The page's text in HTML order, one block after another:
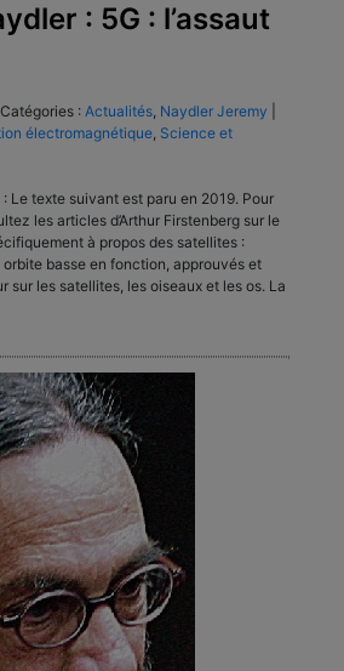
: 5G : l’assaut
Catégories : Actualités, Naydler Jeremy
électromagnétique, Science et
Le texte suivant est paru en 2019. Pour
les articles d’Arthur Firstenberg sur le
à propos des satellites :
basse en fonction, approuvés et
sur les satellites, les oiseaux et les os. La